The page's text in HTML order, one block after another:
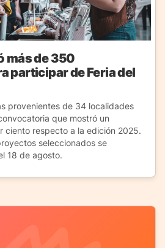
más de 350
participar de Feria del
provenientes de 34 localidades
que mostró un
ciento respecto a la edición 2025.
seleccionados se
18 de agosto.